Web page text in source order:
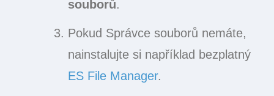
souborů.
Pokud Správce souborů nemáte,
nainstalujte si například bezplatný
ES File Manager.